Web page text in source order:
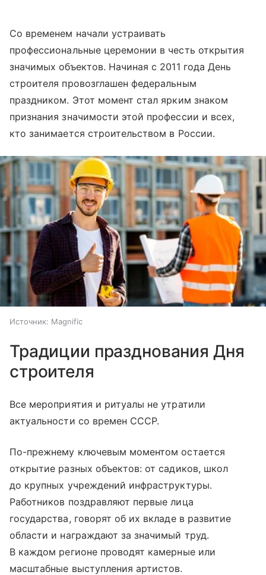
Со временем начали устраивать
профессиональные церемонии в честь открытия
значимых объектов. Начиная с 2011 года День
строителя провозглашен федеральным
праздником. Этот момент стал ярким знаком
признания значимости этой профессии и всех,
кто занимается строительством в России.
Источник: Magnific
Традиции празднования Дня
строителя
Все мероприятия и ритуалы не утратили
актуальности со времен СССР.
По-прежнему ключевым моментом остается
открытие разных объектов: от садиков, школ
до крупных учреждений инфраструктуры.
Работников поздравляют первые лица
государства, говорят об их вкладе в развитие
области и награждают за значимый труд.
В каждом регионе проводят камерные или
масштабные выступления артистов.